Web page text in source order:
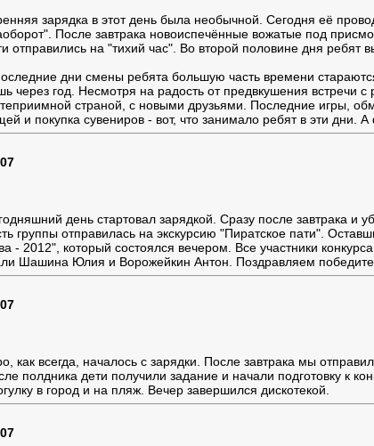
зарядка в этот день была необычной. Сегодня её
После завтрака новоиспечённые вожатые под
отправились на "тихий час". Во второй половине дня ребят
дни смены ребята большую часть времени
через год. Несмотря на радость от предвкушения встречи
страной, с новыми друзьями. Последние игры,
и покупка сувениров - вот, что занимало ребят в эти
день стартовал зарядкой. Сразу после завтрака
группы отправилась на экскурсию "Пиратское пати".
- 2012", который состоялся вечером. Все участники
Шашина Юлия и Ворожейкин Антон. Поздравляем
как всегда, началось с зарядки. После завтрака мы
полдника дети получили задание и начали подготовку к
в город и на пляж. Вечер завершился дискотекой.